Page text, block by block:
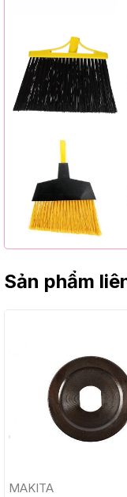
Sản phẩm
MAKITA